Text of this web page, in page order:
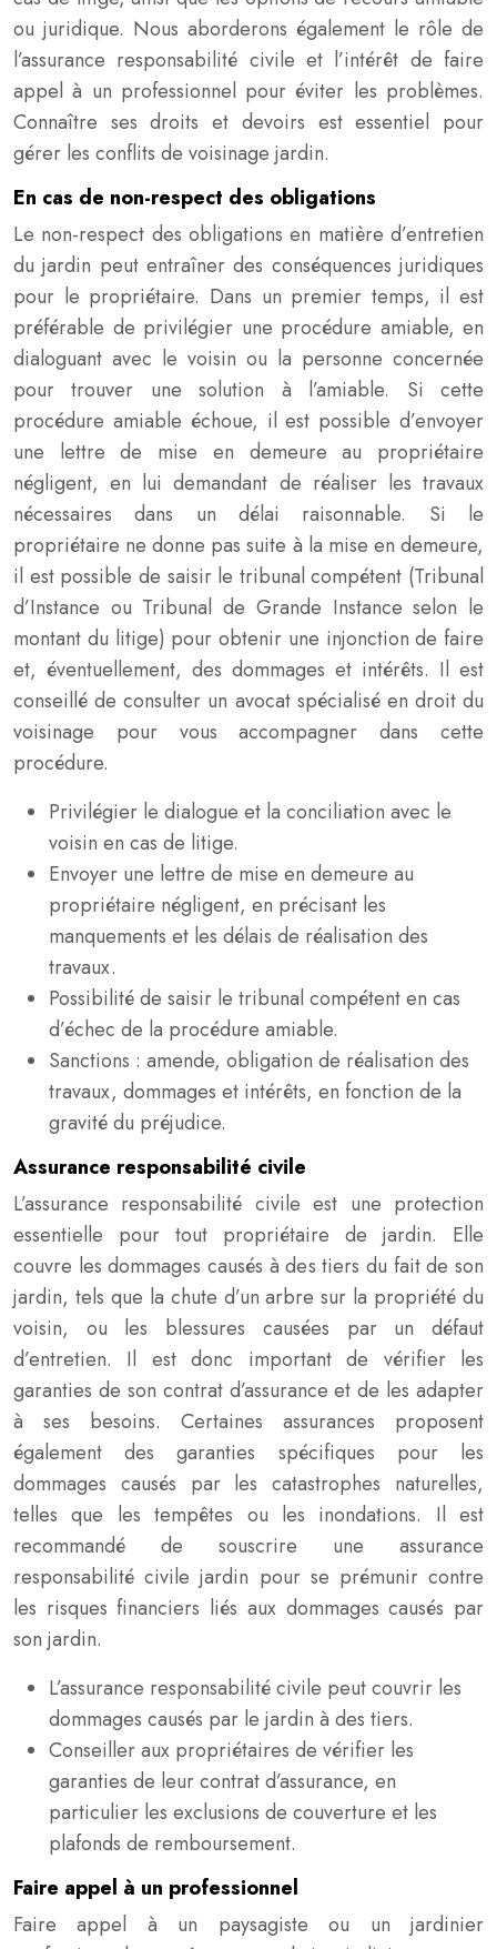
ou juridique. Nous aborderons également le rôle de
l’assurance responsabilité civile et l’intérêt de faire
appel à un professionnel pour éviter les problèmes.
Connaître ses droits et devoirs est essentiel pour
gérer les conflits de voisinage jardin.
En cas de non-respect des obligations
Le non-respect des obligations en matière d’entretien
du jardin peut entraîner des conséquences juridiques
pour le propriétaire. Dans un premier temps, il est
préférable de privilégier une procédure amiable, en
dialoguant avec le voisin ou la personne concernée
pour trouver une solution à l’amiable. Si cette
procédure amiable échoue, il est possible d’envoyer
une lettre de mise en demeure au propriétaire
négligent, en lui demandant de réaliser les travaux
nécessaires dans un délai raisonnable. Si le
propriétaire ne donne pas suite à la mise en demeure,
il est possible de saisir le tribunal compétent (Tribunal
d’Instance ou Tribunal de Grande Instance selon le
montant du litige) pour obtenir une injonction de faire
et, éventuellement, des dommages et intérêts. Il est
conseillé de consulter un avocat spécialisé en droit du
voisinage pour vous accompagner dans cette
procédure.
Privilégier le dialogue et la conciliation avec le
voisin en cas de litige.
Envoyer une lettre de mise en demeure au
propriétaire négligent, en précisant les
manquements et les délais de réalisation des
travaux.
Possibilité de saisir le tribunal compétent en cas
d’échec de la procédure amiable.
Sanctions : amende, obligation de réalisation des
travaux, dommages et intérêts, en fonction de la
gravité du préjudice.
Assurance responsabilité civile
L’assurance responsabilité civile est une protection
essentielle pour tout propriétaire de jardin. Elle
couvre les dommages causés à des tiers du fait de son
jardin, tels que la chute d’un arbre sur la propriété du
voisin, ou les blessures causées par un défaut
d’entretien. Il est donc important de vérifier les
garanties de son contrat d’assurance et de les adapter
à ses besoins. Certaines assurances proposent
également des garanties spécifiques pour les
dommages causés par les catastrophes naturelles,
telles que les tempêtes ou les inondations. Il est
recommandé de souscrire une assurance
responsabilité civile jardin pour se prémunir contre
les risques financiers liés aux dommages causés par
son jardin.
L’assurance responsabilité civile peut couvrir les
dommages causés par le jardin à des tiers.
Conseiller aux propriétaires de vérifier les
garanties de leur contrat d’assurance, en
particulier les exclusions de couverture et les
plafonds de remboursement.
Faire appel à un professionnel
Faire appel à un paysagiste ou un jardinier